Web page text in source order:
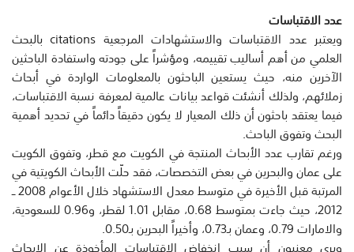
عدد الاقتباسات
ويعتبر عدد الاقتباسات والاستشهادات المرجعية citations بالبحث
العلمي من أهم أساليب تقييمه، ومؤشراً على جودته واستفادة الباحثين
الآخرين منه، حيث يستعين الباحثون بالمعلومات الواردة في أبحاث
زملائهم، ولذلك أنشئت قواعد بيانات عالمية لمعرفة نسبة الاقتباسات،
فيما يعتقد باحثون أن ذلك المعيار لا يكون دقيقاً دائماً في تحديد أهمية
البحث وتفوق الباحث.
ورغم تقارب عدد الأبحاث المنتجة في الكويت مع قطر، وتفوق الكويت
على عمان والبحرين في بعض التخصصات، فقد حلّت الأبحاث الكويتية في
المرتبة قبل الأخيرة في متوسط معدل الاستشهاد خلال الأعوام 2008 ــ
2012، حيث جاءت بمتوسط 0.68، مقابل 1.01 لقطر، و0.96 للسعودية،
والامارات 0.79، وعمان بـ0.73، وأخيراً البحرين بـ0.50.
ويرى معنيون أن سبب انخفاض الاقتباسات المأخوذة عن الابحاث